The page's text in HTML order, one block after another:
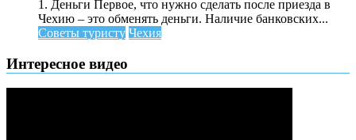
1. Деньги Первое, что нужно сделать после приезда в
Чехию – это обменять деньги. Наличие банковских...
Советы туристу Чехия
Интересное видео